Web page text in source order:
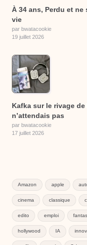
À 34 ans, Perdu et
vie
par bwatacookie
19 juillet 2026
Kafka sur le rivage
n’attendais pas
par bwatacookie
17 juillet 2026
Amazon apple
cinema classique
edito emploi
hollywood IA